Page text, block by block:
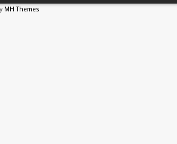
MH Themes